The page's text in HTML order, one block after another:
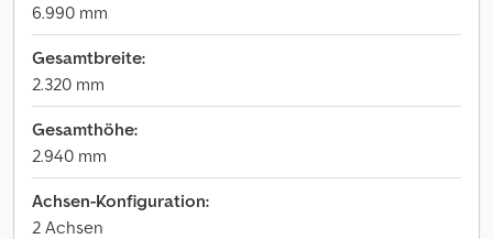
6.990 mm
Gesamtbreite:
2.320 mm
Gesamthöhe:
2.940 mm
Achsen-Konfiguration:
2 Achsen